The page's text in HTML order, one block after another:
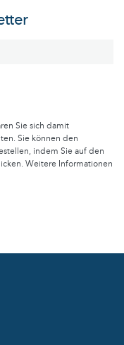
Sie sich damit
Sie können den
indem Sie auf den
Weitere Informationen